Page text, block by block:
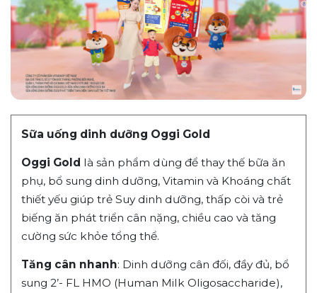
Sữa uống dinh dưỡng Oggi Gold
Oggi Gold là sản phẩm dùng để thay thế bữa ăn
phụ, bổ sung dinh dưỡng, Vitamin và Khoáng chất
thiết yếu giúp trẻ Suy dinh dưỡng, thấp còi và trẻ
biếng ăn phát triển cân nặng, chiều cao và tăng
cường sức khỏe tổng thể.
Tăng cân nhanh: Dinh dưỡng cân đối, đầy đủ, bổ
sung 2’- FL HMO (Human Milk Oligosaccharide),